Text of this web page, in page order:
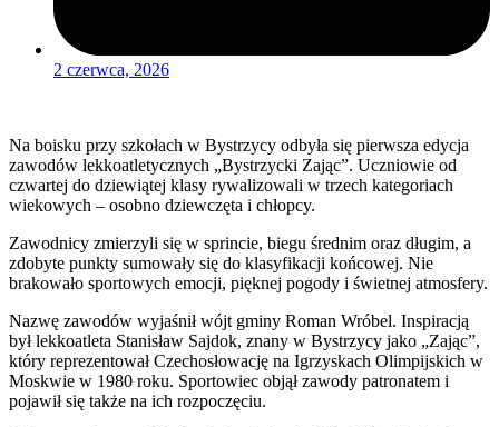
2 czerwca, 2026
Na boisku przy szkołach w Bystrzycy odbyła się pierwsza edycja
zawodów lekkoatletycznych „Bystrzycki Zając”. Uczniowie od
czwartej do dziewiątej klasy rywalizowali w trzech kategoriach
wiekowych – osobno dziewczęta i chłopcy.
Zawodnicy zmierzyli się w sprincie, biegu średnim oraz długim, a
zdobyte punkty sumowały się do klasyfikacji końcowej. Nie
brakowało sportowych emocji, pięknej pogody i świetnej atmosfery.
Nazwę zawodów wyjaśnił wójt gminy Roman Wróbel. Inspiracją
był lekkoatleta Stanisław Sajdok, znany w Bystrzycy jako „Zając”,
który reprezentował Czechosłowację na Igrzyskach Olimpijskich w
Moskwie w 1980 roku. Sportowiec objął zawody patronatem i
pojawił się także na ich rozpoczęciu.